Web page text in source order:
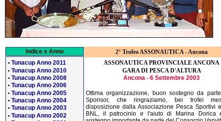
Indice x Anno
• Tunacup Anno 2011
• Tunacup Anno 2010
• Tunacup Anno 2008
• Tunacup Anno 2006
• Tunacup Anno 2005
• Tunacup Anno 2004
• Tunacup Anno 2003
• Tunacup Anno 2002
2° Trofeo ASSONAUTICA - Ancona
ASSONAUTICA PROVINCIALE ANCONA
GARA DI PESCA D'ALTURA
Ancona - 6 Settembre 2003
Ottima organizzazione, buon sostegno da
Sponsor, che ringraziamo, bei trofei
disposizione dalla Associazione Pesca Sportivi
BNL, il patrocinio e l'aiuto di Marina Dorica